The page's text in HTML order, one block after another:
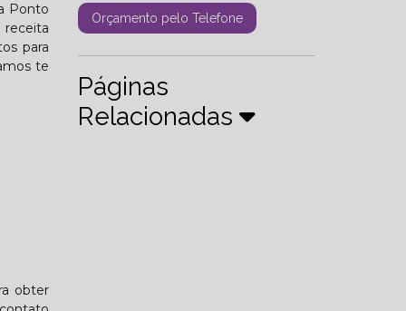
Ponto
receita
para
te
obter
Orçamento pelo Telefone
Páginas
Relacionadas